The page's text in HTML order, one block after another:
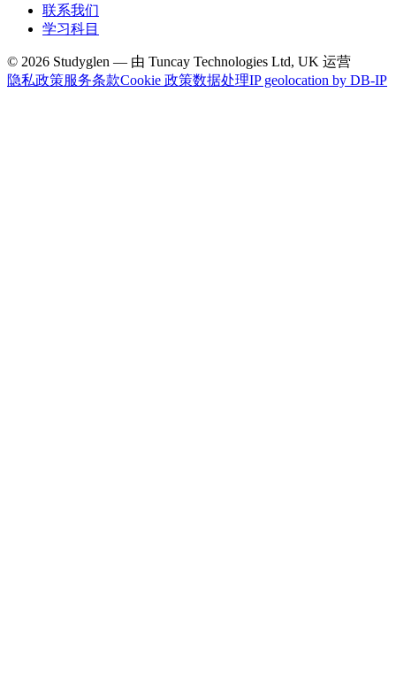
联系我们
学习科目
© 2026 Studyglen — 由 Tuncay Technologies Ltd, UK 运营
隐私政策服务条款Cookie 政策数据处理IP geolocation by DB-IP